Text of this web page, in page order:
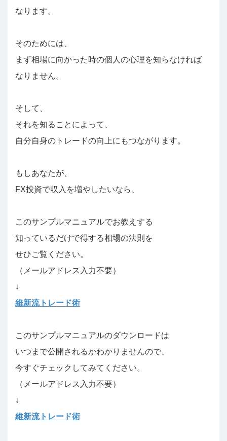
なります。
そのためには、
まず相場に向かった時の個人の心理を知らなければ
なりません。
そして、
それを知ることによって、
自分自身のトレードの向上にもつながります。
もしあなたが、
FX投資で収入を増やしたいなら、
このサンプルマニュアルでお教えする
知っているだけで得する相場の法則を
せひご覧ください。
（メールアドレス入力不要）
↓
維新流トレード術
このサンプルマニュアルのダウンロードは
いつまで公開されるかわかりませんので、
今すぐチェックしてみてください。
（メールアドレス入力不要）
↓
維新流トレード術